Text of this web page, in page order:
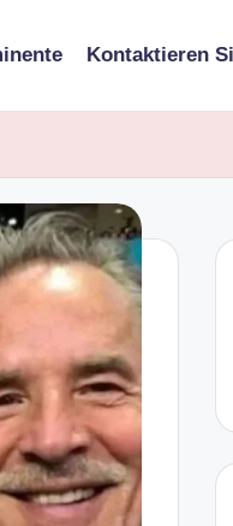
Kontaktieren